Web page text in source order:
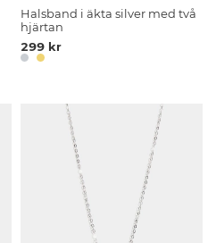
Halsband i äkta silver med två
hjärtan
299 kr